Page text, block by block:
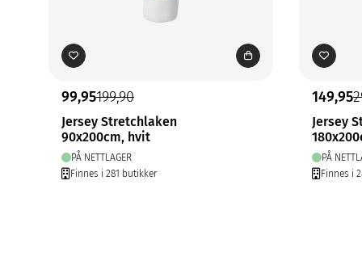
99,95199,90
Jersey Stretchlaken
90x200cm, hvit
PÅ NETTLAGER
Finnes i 281 butikker
149,95
Jersey
PÅ
Finnes i